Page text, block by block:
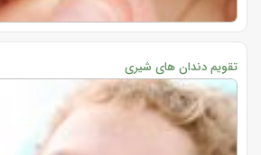
تقویم دندان های شیری